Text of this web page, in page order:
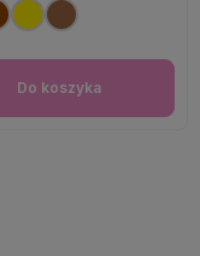
Do koszyka